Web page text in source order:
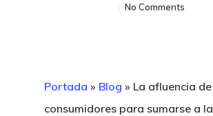
No Comments
Portada » Blog » La afluencia de
consumidores para sumarse a la